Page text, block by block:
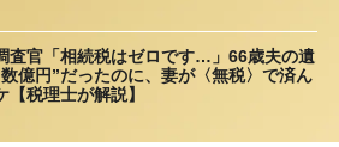
査官「相続税はゼロです…」66歳夫の遺
億円”だったのに、妻が〈無税〉で済ん
【税理士が解説】